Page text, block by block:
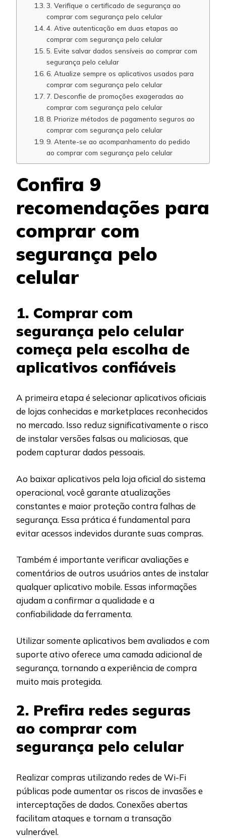
3. Verifique o certificado de segurança ao
comprar com segurança pelo celular
4. Ative autenticação em duas etapas ao
comprar com segurança pelo celular
5. Evite salvar dados sensíveis ao comprar com
segurança pelo celular
6. Atualize sempre os aplicativos usados para
comprar com segurança pelo celular
7. Desconfie de promoções exageradas ao
comprar com segurança pelo celular
8. Priorize métodos de pagamento seguros ao
comprar com segurança pelo celular
9. Atente-se ao acompanhamento do pedido
ao comprar com segurança pelo celular
Confira 9
recomendações para
comprar com
segurança pelo
celular
1. Comprar com
segurança pelo celular
começa pela escolha de
aplicativos confiáveis
A primeira etapa é selecionar aplicativos oficiais
de lojas conhecidas e marketplaces reconhecidos
no mercado. Isso reduz significativamente o risco
de instalar versões falsas ou maliciosas, que
podem capturar dados pessoais.
Ao baixar aplicativos pela loja oficial do sistema
operacional, você garante atualizações
constantes e maior proteção contra falhas de
segurança. Essa prática é fundamental para
evitar acessos indevidos durante suas compras.
Também é importante verificar avaliações e
comentários de outros usuários antes de instalar
qualquer aplicativo mobile. Essas informações
ajudam a confirmar a qualidade e a
confiabilidade da ferramenta.
Utilizar somente aplicativos bem avaliados e com
suporte ativo oferece uma camada adicional de
segurança, tornando a experiência de compra
muito mais protegida.
2. Prefira redes seguras
ao comprar com
segurança pelo celular
Realizar compras utilizando redes de Wi-Fi
públicas pode aumentar os riscos de invasões e
interceptações de dados. Conexões abertas
facilitam ataques e tornam a transação
vulnerável.